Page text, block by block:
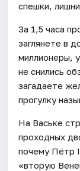
спешки,
За 1,5 часа
заглянете в
миллионеры,
не снились
загадаете
прогулку
На Ваське
проходных
почему Пётр
«вторую